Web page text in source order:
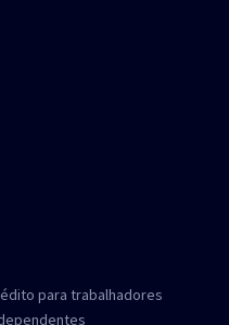
para trabalhadores